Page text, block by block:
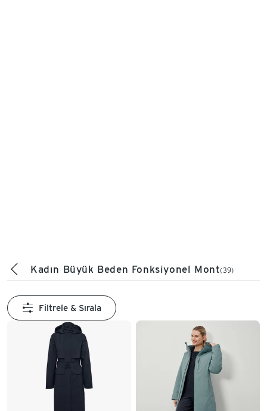
Kadın Büyük Beden Fonksiyonel Mont(39)
Filtrele & Sırala